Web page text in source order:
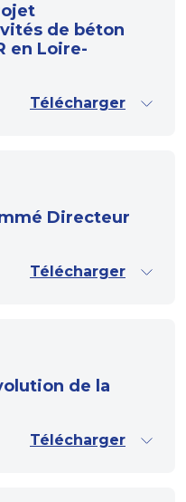
de béton
en Loire-
Télécharger
Directeur
Télécharger
de la
Télécharger